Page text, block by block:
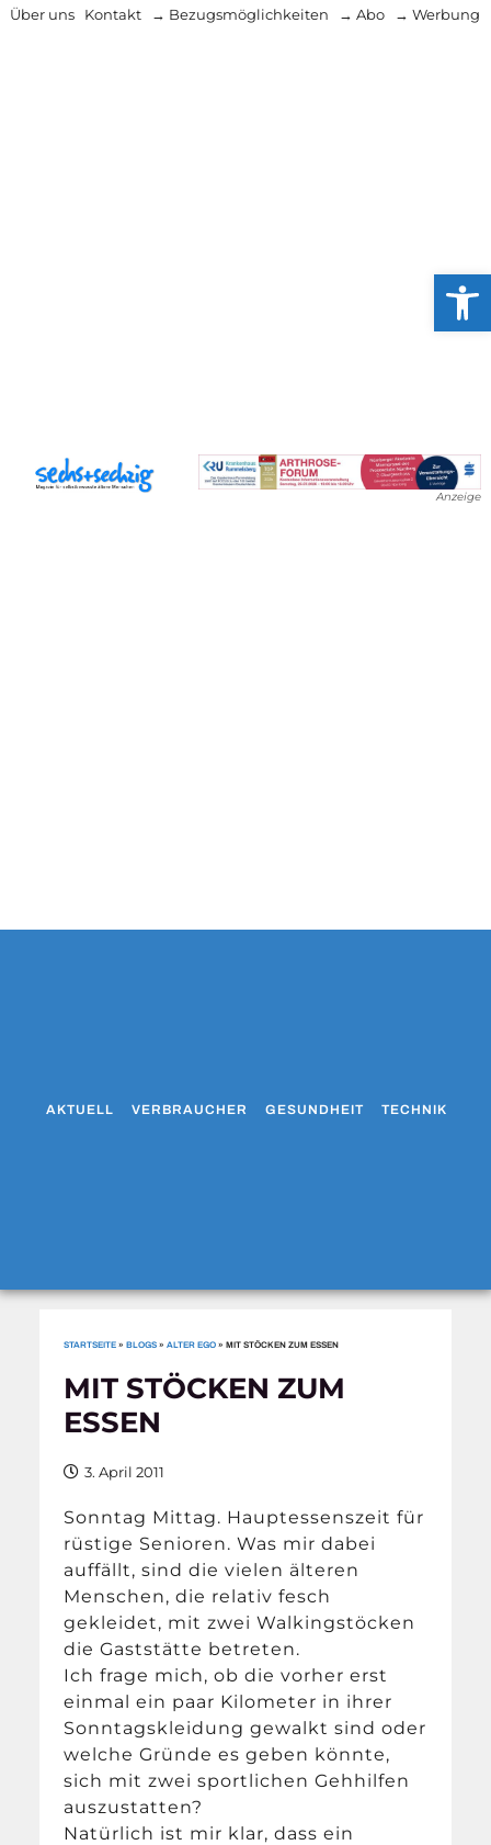
Über uns Kontakt → Bezugsmöglichkeiten → Abo → Werbung
Anzeige
AKTUELL VERBRAUCHER GESUNDHEIT TECHNIK
STARTSEITE »BLOGS »ALTER EGO »MIT STÖCKEN ZUM ESSEN
MIT STÖCKEN ZUM
ESSEN
3. April 2011
Sonntag Mittag. Hauptessenszeit für
rüstige Senioren. Was mir dabei
auffällt, sind die vielen älteren
Menschen, die relativ fesch
gekleidet, mit zwei Walkingstöcken
die Gaststätte betreten.
Ich frage mich, ob die vorher erst
einmal ein paar Kilometer in ihrer
Sonntagskleidung gewalkt sind oder
welche Gründe es geben könnte,
sich mit zwei sportlichen Gehhilfen
auszustatten?
Natürlich ist mir klar, dass ein